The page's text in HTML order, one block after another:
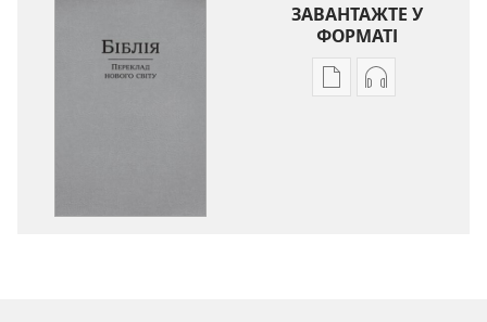
ЗАВАНТАЖТЕ У
ФОРМАТІ
ПараметриПараметри